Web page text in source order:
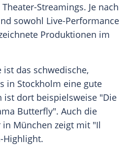
Streamings. Je nach
sowohl Live-Performance
Produktionen im
das schwedische,
in Stockholm eine gute
ist dort beispielsweise "Die
Butterfly". Auch die
in München zeigt mit "Il
Highlight.